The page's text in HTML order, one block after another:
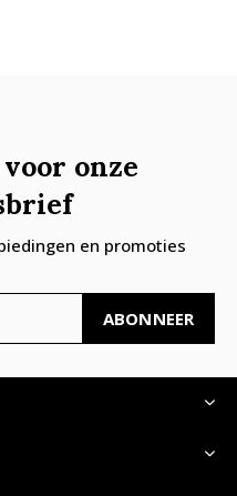
onze
en promoties
ABONNEER